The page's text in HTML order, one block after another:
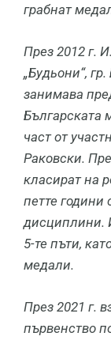
грабнат
През 2012 г.
„Будьони“,
занимава
Българската
част от
Раковски.
класират на
петте години
дисциплини.
5-те пъти,
медали.
През 2021 г.
първенство